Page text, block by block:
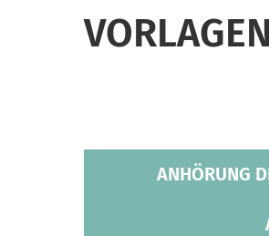
VORLAGEN
ANHÖRUNG